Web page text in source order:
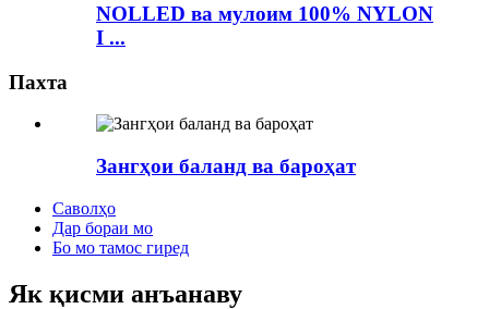
NOLLED ва мулоим 100% NYLON
I ...
Пахта
Зангҳои баланд ва бароҳат
Саволҳо
Дар бораи мо
Бо мо тамос гиред
Як қисми анъанаву